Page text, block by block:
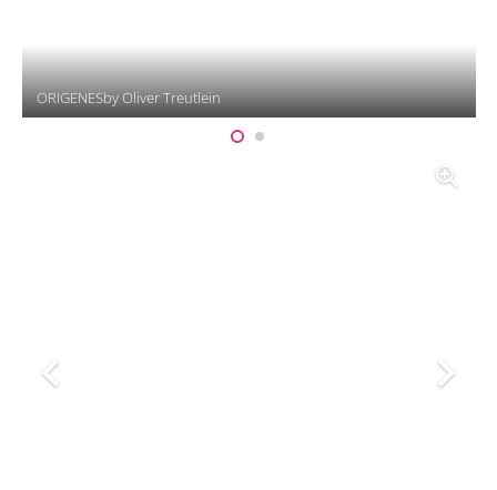
ORIGENESby Oliver Treutlein